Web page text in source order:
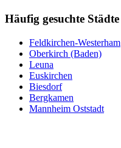
Häufig gesuchte Städte
Feldkirchen-Westerham
Oberkirch (Baden)
Leuna
Euskirchen
Biesdorf
Bergkamen
Mannheim Oststadt